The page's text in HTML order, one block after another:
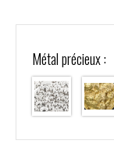
Métal précieux :